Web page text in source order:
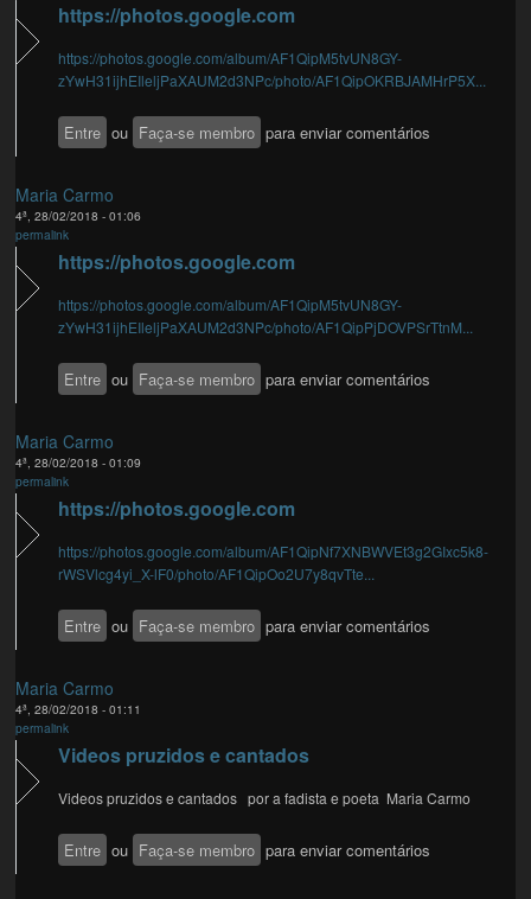
https://photos.google.com
https://photos.google.com/album/AF1QipM5tvUN8GY-
zYwH31ijhEIleljPaXAUM2d3NPc/photo/AF1QipOKRBJAMHrP5X...
Entre ou Faça-se membro para enviar comentários
Maria Carmo
4ª, 28/02/2018 - 01:06
permalink
https://photos.google.com
https://photos.google.com/album/AF1QipM5tvUN8GY-
zYwH31ijhEIleljPaXAUM2d3NPc/photo/AF1QipPjDOVPSrTtnM...
Entre ou Faça-se membro para enviar comentários
Maria Carmo
4ª, 28/02/2018 - 01:09
permalink
https://photos.google.com
https://photos.google.com/album/AF1QipNf7XNBWVEt3g2GIxc5k8-
rWSVlcg4yi_X-lF0/photo/AF1QipOo2U7y8qvTte...
Entre ou Faça-se membro para enviar comentários
Maria Carmo
4ª, 28/02/2018 - 01:11
permalink
Videos pruzidos e cantados
Videos pruzidos e cantados por a fadista e poeta Maria Carmo
Entre ou Faça-se membro para enviar comentários